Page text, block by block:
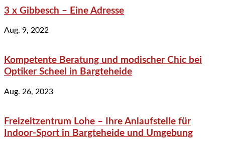
3 x Gibbesch – Eine Adresse
Aug. 9, 2022
Kompetente Beratung und modischer Chic bei
Optiker Scheel in Bargteheide
Aug. 26, 2023
Freizeitzentrum Lohe – Ihre Anlaufstelle für
Indoor-Sport in Bargteheide und Umgebung